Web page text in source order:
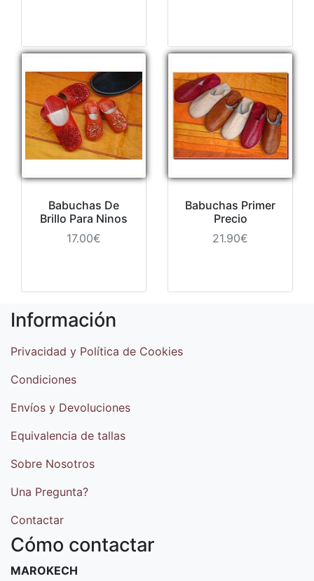
Babuchas De
Brillo Para Ninos
17.00€
Babuchas Primer
Precio
21.90€
Información
Privacidad y Política de Cookies
Condiciones
Envíos y Devoluciones
Equivalencia de tallas
Sobre Nosotros
Una Pregunta?
Contactar
Cómo contactar
MAROKECH